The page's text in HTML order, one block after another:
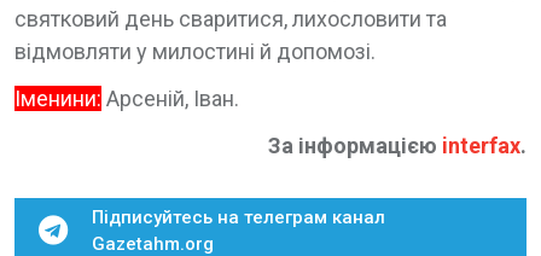
святковий день сваритися, лихословити та
відмовляти у милостині й допомозі.
Іменини: Арсеній, Іван.
За інформацією interfax.
Підписуйтесь на телеграм канал
Gazetahm.org